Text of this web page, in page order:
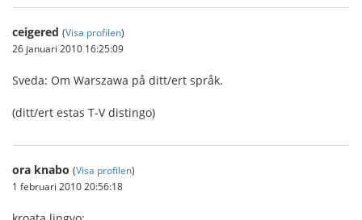
ceigered (Visa profilen)
26 januari 2010 16:25:09
Sveda: Om Warszawa på ditt/ert språk.
(ditt/ert estas T-V distingo)
ora knabo (Visa profilen)
1 februari 2010 20:56:18